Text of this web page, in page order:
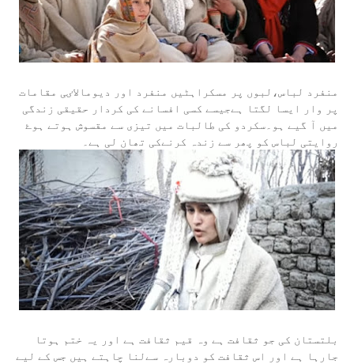
منفرد لباس،لبوں پر مسکراہٹیں منفرد اور دیومالاٸی مقامات
پر وار ایسا لگتا ہےجیسے کسی افسانے کی کردار حقیقی زندگی
میں آ گیے ہو۔سکردو کی طالبات میں تیزی سے مقسوش ہوتے ہوۓ
روایتی لباس کو پھر سے زندہ کرنےکی تھان لی ہے۔
بلتستان کی جو ثقافت ہے وہ قیم ثقافت ہے اور یہ ختم ہوتا
جارہا ہے اور اس ثقافت کو دوبارہ سےلنا چاہتے ہیں جس کے لیے